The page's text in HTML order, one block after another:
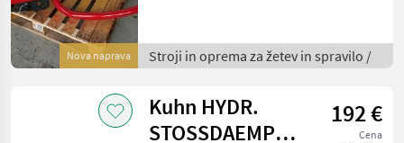
Nova naprava Stroji in oprema za žetev in spravilo /
Kuhn HYDR.
STOSSDAEMPFER
192 €
Cena